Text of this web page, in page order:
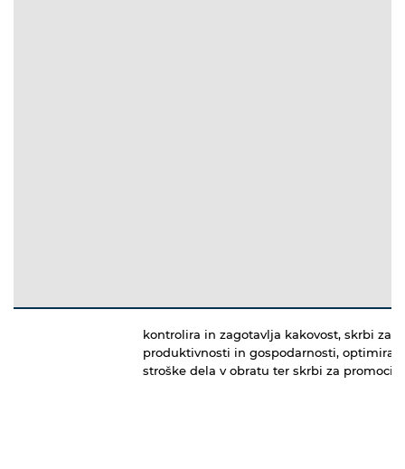
kontrolira in zagotavlja kakovost, skrbi za
produktivnosti in gospodarnosti, optimira
stroške dela v obratu ter skrbi za promocijo